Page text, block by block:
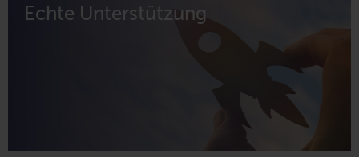
Echte Unterstützung